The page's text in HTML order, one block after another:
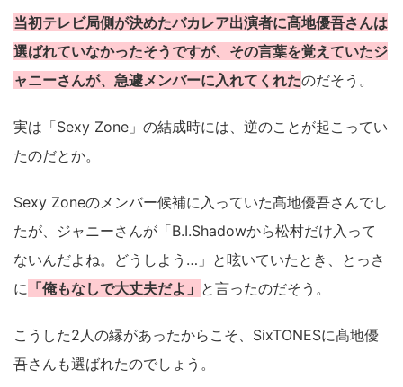
当初テレビ局側が決めたバカレア出演者に髙地優吾さんは
選ばれていなかったそうですが、その言葉を覚えていたジ
ャニーさんが、急遽メンバーに入れてくれたのだそう。
実は「Sexy Zone」の結成時には、逆のことが起こってい
たのだとか。
Sexy Zoneのメンバー候補に入っていた髙地優吾さんでし
たが、ジャニーさんが「B.I.Shadowから松村だけ入って
ないんだよね。どうしよう…」と呟いていたとき、とっさ
に 「俺もなしで大丈夫だよ」 と言ったのだそう。
こうした2人の縁があったからこそ、SixTONESに髙地優
吾さんも選ばれたのでしょう。